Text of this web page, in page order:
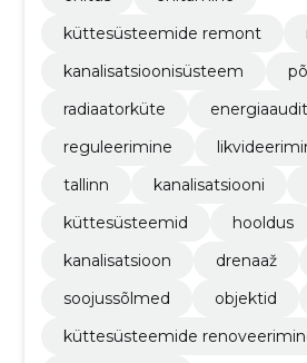
küttesüsteemide remont
kanalisatsioonisüsteem
radiaatorküte
energiaaudit
reguleerimine
tallinn
kanalisatsiooni
küttesüsteemid
hooldus
kanalisatsioon
drenaaž
soojussõlmed
objektid
küttesüsteemide